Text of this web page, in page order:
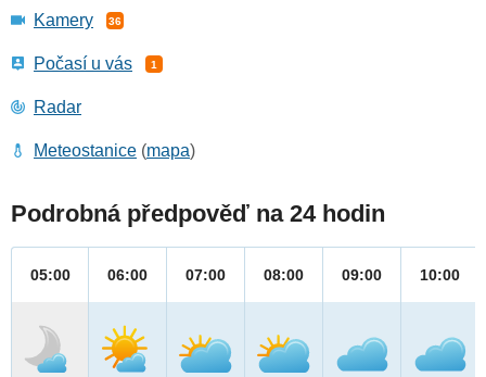
Kamery 36
Počasí u vás 1
Radar
Meteostanice (mapa)
Podrobná předpověď na 24 hodin
05:00 06:00 07:00 08:00 09:00 10:00